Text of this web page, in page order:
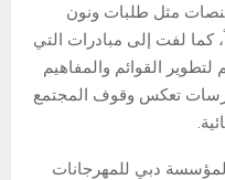
مثل طلبات ونون
كما لفت إلى مبادرات التي
القوائم والمفاهيم
تعكس وقوف المجتمع
لمؤسسة دبي للمهرجانات